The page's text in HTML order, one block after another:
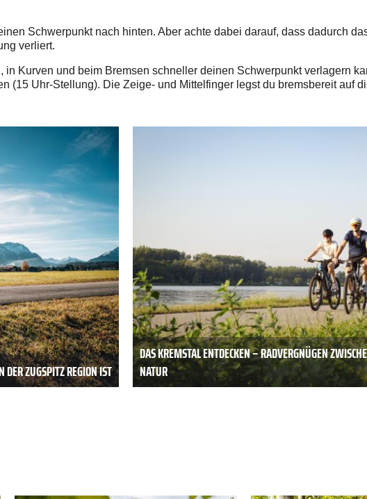
Schwerpunkt nach hinten. Aber achte dabei darauf, dass dadurch
verliert.
Kurven und beim Bremsen schneller deinen Schwerpunkt verlagern
(15 Uhr-Stellung). Die Zeige- und Mittelfinger legst du bremsbereit auf
ZUGSPITZ REGION IST
DAS KREMSTAL ENTDECKEN – RADVERGNÜGEN
NATUR